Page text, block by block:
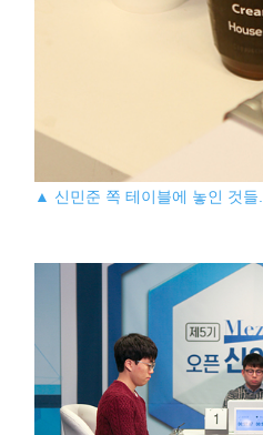
▲ 신민준 쪽 테이블에 놓인 것들.